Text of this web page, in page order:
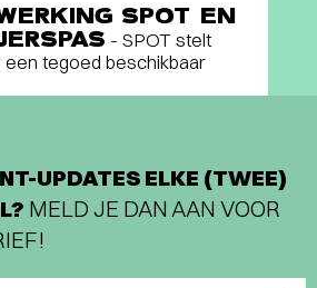
SPOT EN
- SPOT stelt
tegoed beschikbaar
UPDATES ELKE (TWEE)
MELD JE DAN AAN VOOR